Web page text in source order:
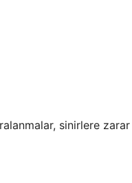
sinirlere zarar